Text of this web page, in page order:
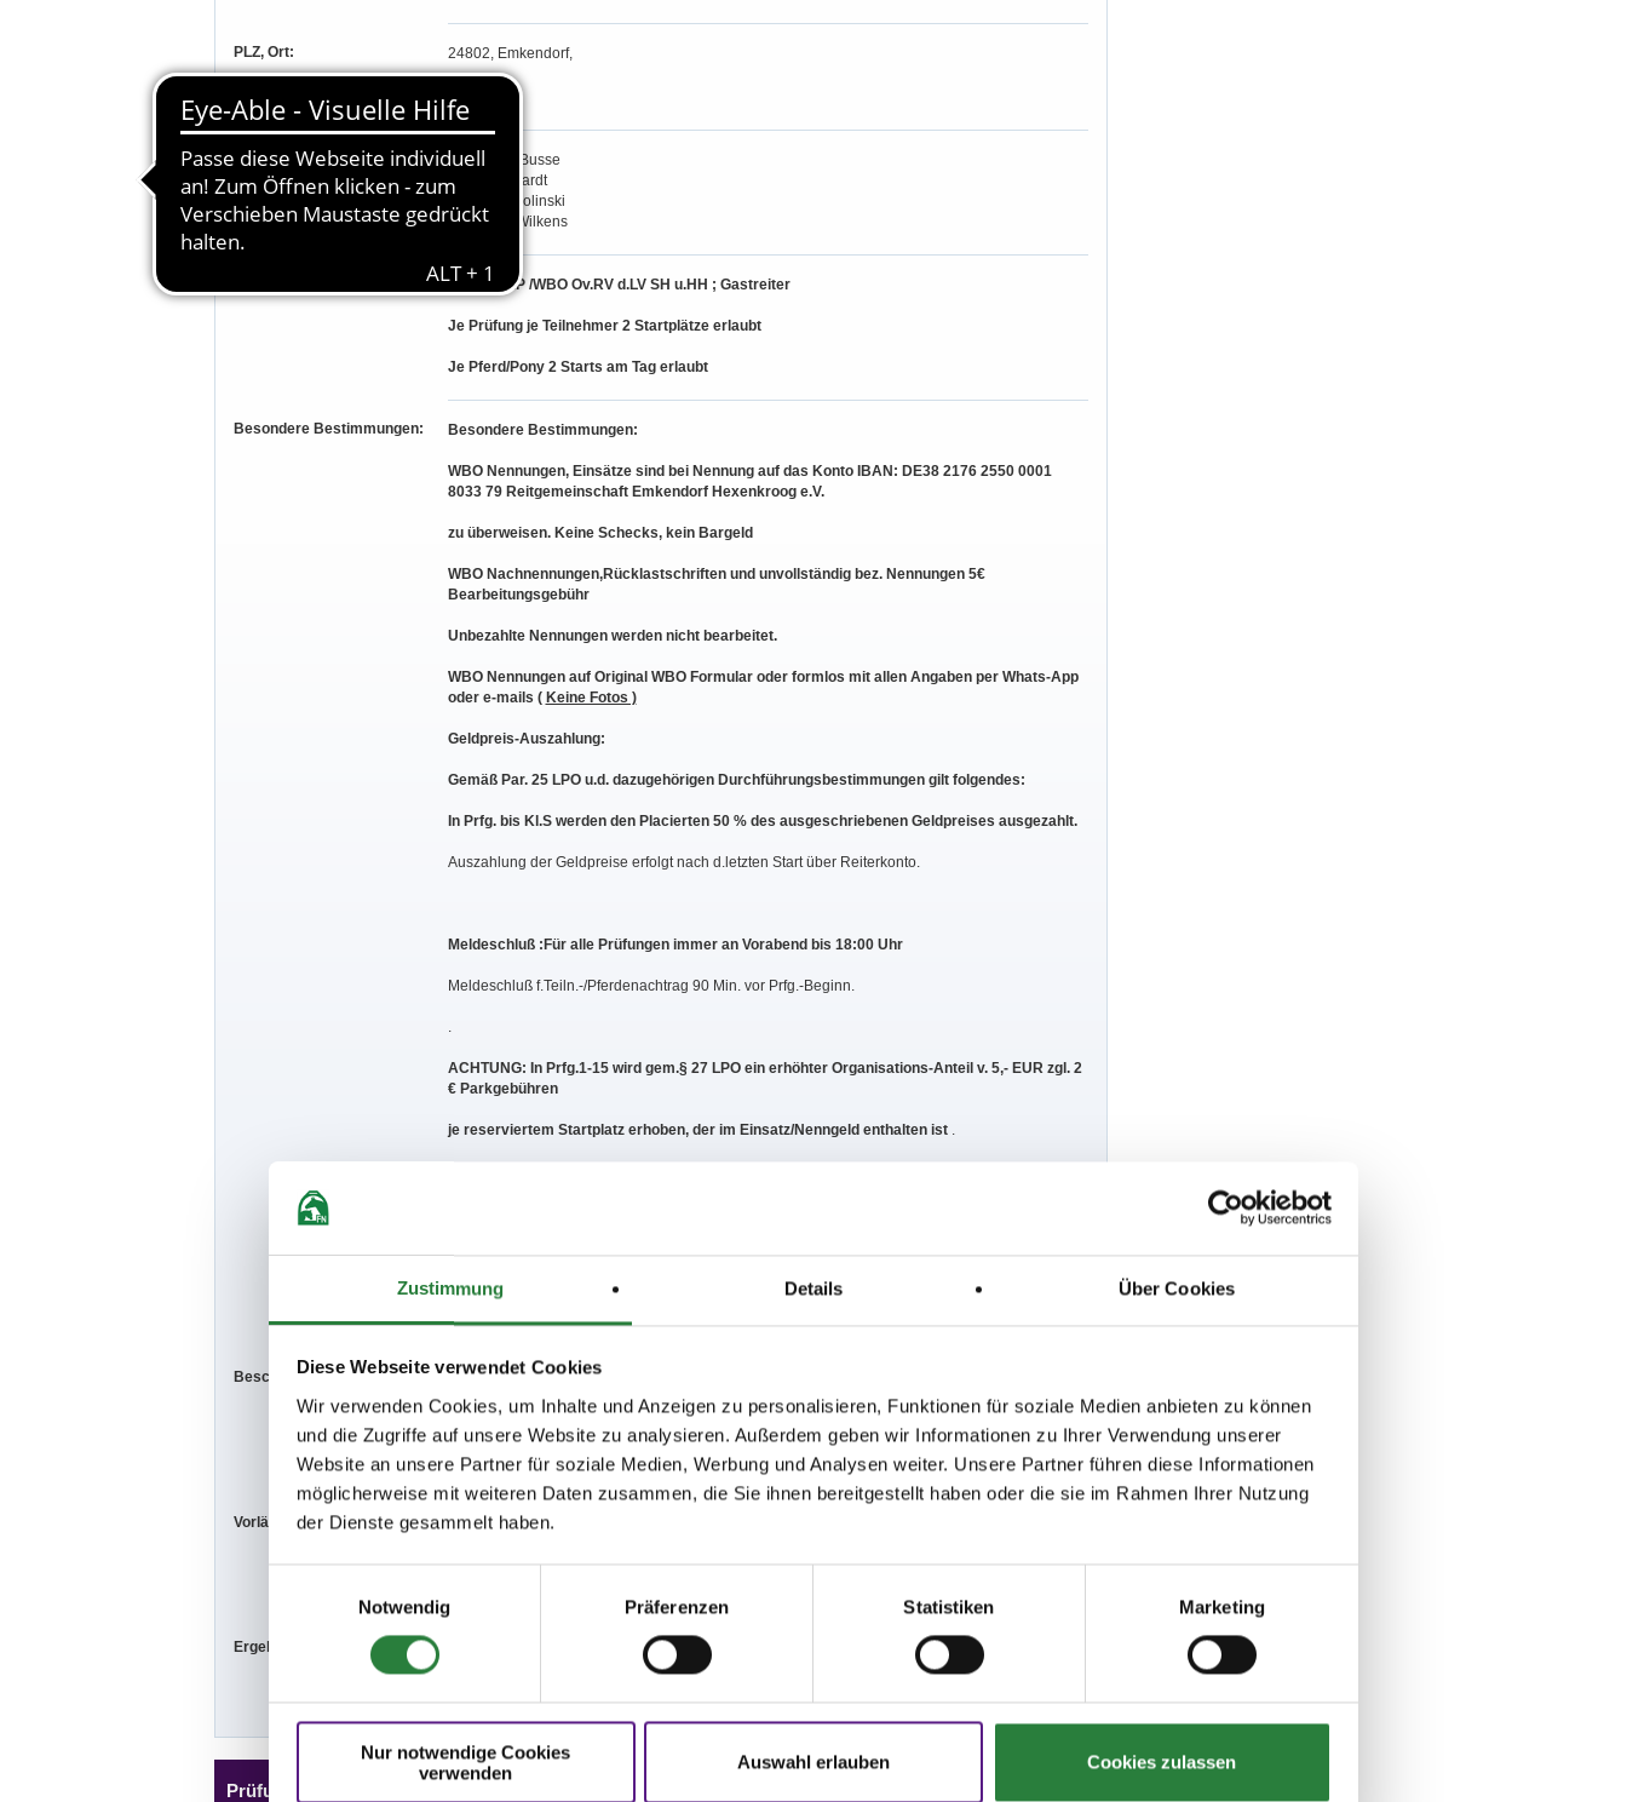
Zustimmung Details Über Cookies
Diese Webseite verwendet Cookies
Wir verwenden Cookies, um Inhalte und Anzeigen zu personalisieren, Funktionen für soziale Medien anbieten zu können
und die Zugriffe auf unsere Website zu analysieren. Außerdem geben wir Informationen zu Ihrer Verwendung unserer
Website an unsere Partner für soziale Medien, Werbung und Analysen weiter. Unsere Partner führen diese Informationen
möglicherweise mit weiteren Daten zusammen, die Sie ihnen bereitgestellt haben oder die sie im Rahmen Ihrer Nutzung
der Dienste gesammelt haben.
Notwendig
Präferenzen Statistiken Marketing
Nur notwendige Cookies
verwenden
Auswahl erlauben Cookies zulassen
PLZ, Ort: 24802, Emkendorf,
Längengrad, Breitengrad -, -
Richter:
Alexander Busse
Frank Gerhardt
Gudrun Smolinski
Antje-Kim Wilkens
LP gem. LP /WBO Ov.RV d.LV SH u.HH ; Gastreiter
Je Prüfung je Teilnehmer 2 Startplätze erlaubt
Je Pferd/Pony 2 Starts am Tag erlaubt
Besondere Bestimmungen: Besondere Bestimmungen:
WBO Nennungen, Einsätze sind bei Nennung auf das Konto IBAN: DE38 2176 2550 0001
8033 79 Reitgemeinschaft Emkendorf Hexenkroog e.V.
zu überweisen. Keine Schecks, kein Bargeld
WBO Nachnennungen,Rücklastschriften und unvollständig bez. Nennungen 5€
Bearbeitungsgebühr
Unbezahlte Nennungen werden nicht bearbeitet.
WBO Nennungen auf Original WBO Formular oder formlos mit allen Angaben per Whats-App
oder e-mails ( Keine Fotos )
Geldpreis-Auszahlung:
Gemäß Par. 25 LPO u.d. dazugehörigen Durchführungsbestimmungen gilt folgendes:
In Prfg. bis Kl.S werden den Placierten 50 % des ausgeschriebenen Geldpreises ausgezahlt.
Auszahlung der Geldpreise erfolgt nach d.letzten Start über Reiterkonto.
Meldeschluß :Für alle Prüfungen immer an Vorabend bis 18:00 Uhr
Meldeschluß f.Teiln.-/Pferdenachtrag 90 Min. vor Prfg.-Beginn.
.
ACHTUNG: In Prfg.1-15 wird gem.§ 27 LPO ein erhöhter Organisations-Anteil v. 5,- EUR zgl. 2
€ Parkgebühren
je reserviertem Startplatz erhoben, der im Einsatz/Nenngeld enthalten ist .
Hunde sind unbedingt an d.Leine zu führen. Hinterlassenschaften sind zu entfernen
Allg.Bestimmungen s."Pferd+Sport" jeweils am Anfang der veröffentlichten
Beschaffenheit der Plätze: Veröffentlichung d.Zeiteinteilung unter www.nennung-online.de u.
hexenkroog.de , kein Postversand
Viereck: 20x40m Sand Vorbereitungsplatz: 20x40m Halle
Vorläufige Zeitenteilung:
Fr. vorm.: 1,2,3; nachm.: 4,5
So. vorm.: 12,13; nachm.: 14,15
Ergebnisse: Zu den Ergebnissen auf www.fn-erfolgsdaten.de
Prüfungen